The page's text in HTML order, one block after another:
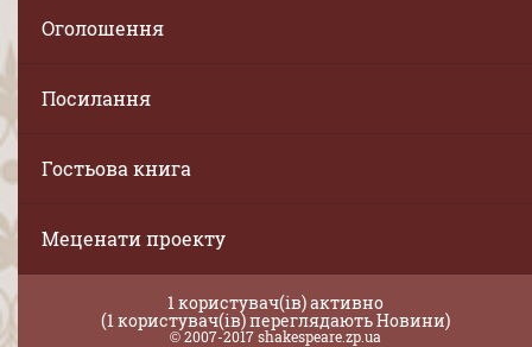
Оголошення
Посилання
Гостьова книга
Меценати проекту
1 користувач(ів) активно
(1 користувач(ів) переглядають Новини)
© 2007-2017 shakespeare.zp.ua